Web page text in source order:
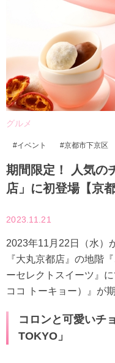
グルメ
イベント 京都市下京区
期間限定！ 人気の
店」に初登場【京
2023.11.21
2023年11月22日（水）
『大丸京都店』の地階
ーセレクトスイーツ』
ココ トーキョー）』が
コロンと可愛いチ
TOKYO」